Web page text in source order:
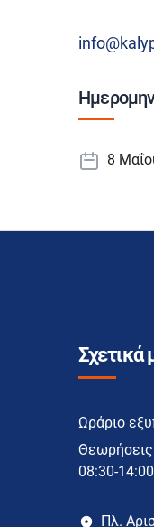
8
Σχετικά
Ωράριο
08:30-14:00
Πλ.